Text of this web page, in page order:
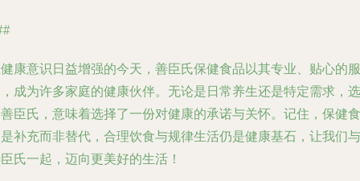
康意识日益增强的今天，善臣氏保健食品以其专业、贴心的服
成为许多家庭的健康伙伴。无论是日常养生还是特定需求，选
臣氏，意味着选择了一份对健康的承诺与关怀。记住，保健食
补充而非替代，合理饮食与规律生活仍是健康基石，让我们与
氏一起，迈向更美好的生活！